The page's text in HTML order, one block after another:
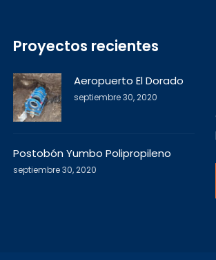
Proyectos recientes
Aeropuerto El Dorado
septiembre 30, 2020
Postobón Yumbo Polipropileno
septiembre 30, 2020